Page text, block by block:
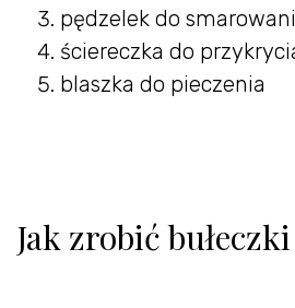
pędzelek do
ściereczka do
blaszka do pieczenia
Jak zrobić